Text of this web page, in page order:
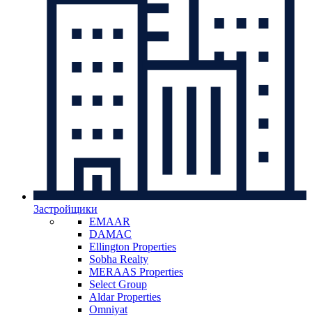
Застройщики
EMAAR
DAMAC
Ellington Properties
Sobha Realty
MERAAS Properties
Select Group
Aldar Properties
Omniyat